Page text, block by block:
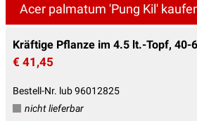
Acer palmatum 'Pung Kil'
Kräftige Pflanze im 4.5 lt.-Topf, 40-
€ 41,45
Bestell-Nr. lub 96012825
nicht lieferbar